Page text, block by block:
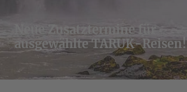
Neue Zusatztermine für
ausgewählte TARUK-Reisen!